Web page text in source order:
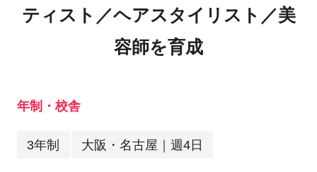
ティスト／ヘアスタイリスト／美
容師を育成
年制・校舎
3年制 大阪・名古屋｜週4日